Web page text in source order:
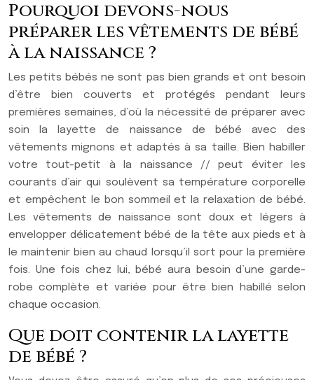
Pourquoi devons-nous
préparer les vêtements de bébé
à la naissance ?
Les petits bébés ne sont pas bien grands et ont besoin
d’être bien couverts et protégés pendant leurs
premières semaines, d’où la nécessité de préparer avec
soin la layette de naissance de bébé avec des
vêtements mignons et adaptés à sa taille. Bien habiller
votre tout-petit à la naissance // peut éviter les
courants d’air qui soulèvent sa température corporelle
et empêchent le bon sommeil et la relaxation de bébé.
Les vêtements de naissance sont doux et légers à
envelopper délicatement bébé de la tête aux pieds et à
le maintenir bien au chaud lorsqu’il sort pour la première
fois. Une fois chez lui, bébé aura besoin d’une garde-
robe complète et variée pour être bien habillé selon
chaque occasion.
Que doit contenir la layette
de bébé ?